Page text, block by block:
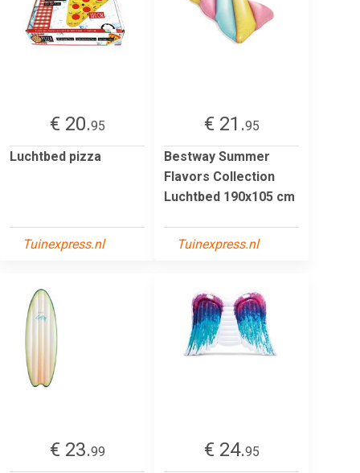
€ 20.95
Luchtbed pizza
Tuinexpress.nl
€ 21.95
Bestway Summer
Flavors Collection
Luchtbed 190x105 cm
Tuinexpress.nl
€ 23.99
€ 24.95